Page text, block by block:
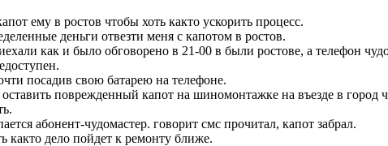
ему в ростов чтобы хоть както ускорить процесс.
деньги отвезти меня с капотом в ростов.
как и было обговорено в 21-00 в были ростове, а телефон
посадив свою батарею на телефоне.
поврежденный капот на шиномонтажке на въезде в город
абонент-чудомастер. говорит смс прочитал, капот забрал.
както дело пойдет к ремонту ближе.